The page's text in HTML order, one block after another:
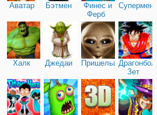
Аватар Бэтмен
Финес и
Ферб
Супермен
Халк Джедаи ПришельцыДрагонболл
Зет